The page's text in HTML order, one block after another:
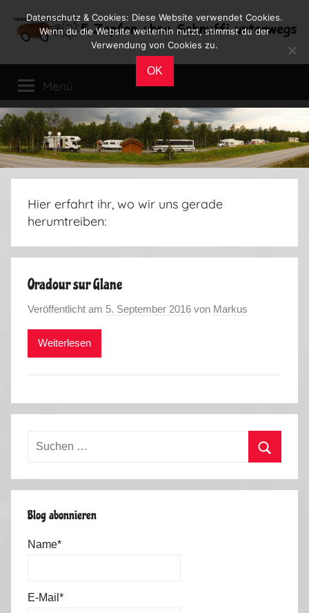
Inhalt
Reiseblog
Leben
im
Wohnmobil
Menü
Hier erfahrt ihr, wo wir uns gerade
herumtreiben:
Oradour sur Glane
Veröffentlicht am 5. September 2016 von Markus
Weiterlesen
Suchen
Blog abonnieren
Name*
E-Mail*
Datenschutz & Cookies: Diese Website verwendet Cookies.
Wenn du die Website weiterhin nutzt, stimmst du der
Verwendung von Cookies zu.
OK